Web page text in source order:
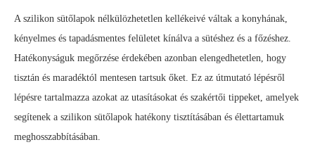
A szilikon sütőlapok nélkülözhetetlen kellékeivé váltak a konyhának,
kényelmes és tapadásmentes felületet kínálva a sütéshez és a főzéshez.
Hatékonyságuk megőrzése érdekében azonban elengedhetetlen, hogy
tisztán és maradéktól mentesen tartsuk őket. Ez az útmutató lépésről
lépésre tartalmazza azokat az utasításokat és szakértői tippeket, amelyek
segítenek a szilikon sütőlapok hatékony tisztításában és élettartamuk
meghosszabbításában.